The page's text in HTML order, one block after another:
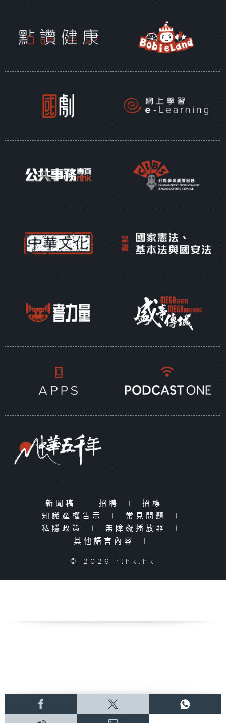
新聞稿 | 招聘 | 招標
|
知識產權告示
| 常見問題
|
私隱政策
| 無障礙播放器
|
其他語言內容
|
© 2026 rthk.hk